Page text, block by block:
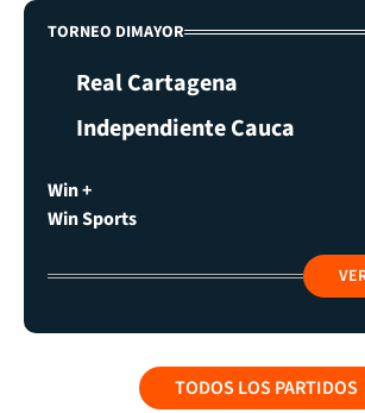
TORNEO DIMAYOR
Real Cartagena
Independiente Cauca
Win +
Win Sports
TODOS LOS PARTIDOS